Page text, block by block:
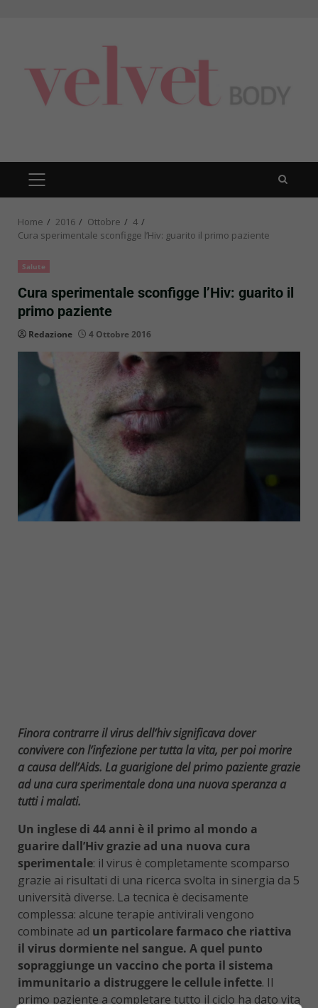
PRIMARY
MENU
Home 2016 Ottobre
4
Cura sperimentale sconfigge l’Hiv: guarito il primo paziente
Salute
Cura sperimentale sconfigge l’Hiv: guarito il
primo paziente
Redazione 4 Ottobre 2016
Finora contrarre il virus dell’hiv significava dover
convivere con l’infezione per tutta la vita, per poi morire
a causa dell’Aids. La guarigione del primo paziente grazie
ad una cura sperimentale dona una nuova speranza a
tutti i malati.
Un inglese di 44 anni è il primo al mondo a
guarire dall’Hiv grazie ad una nuova cura
sperimentale: il virus è completamente scomparso
grazie ai risultati di una ricerca svolta in sinergia da 5
università diverse. La tecnica è decisamente
complessa: alcune terapie antivirali vengono
combinate ad un particolare farmaco che riattiva
il virus dormiente nel sangue. A quel punto
sopraggiunge un vaccino che porta il sistema
immunitario a distruggere le cellule infette. Il
primo paziente a completare tutto il ciclo ha dato vita